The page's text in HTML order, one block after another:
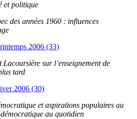
et politique
des années 1960 : influences
2006 (33)
sur l’enseignement de
tard
2006 (30)
et aspirations populaires au
au quotidien